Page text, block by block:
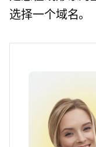
选择一个域名。